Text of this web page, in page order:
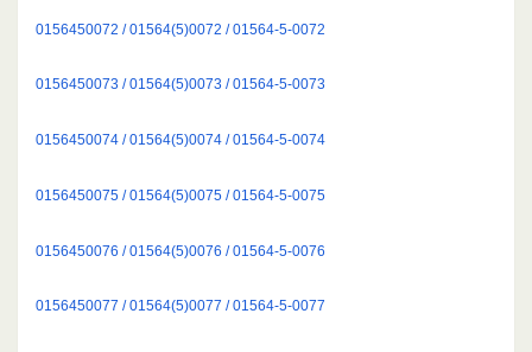
0156450072 / 01564(5)0072 / 01564-5-0072
0156450073 / 01564(5)0073 / 01564-5-0073
0156450074 / 01564(5)0074 / 01564-5-0074
0156450075 / 01564(5)0075 / 01564-5-0075
0156450076 / 01564(5)0076 / 01564-5-0076
0156450077 / 01564(5)0077 / 01564-5-0077